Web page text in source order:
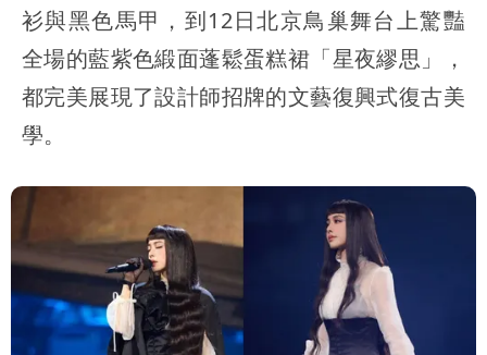
衫與黑色馬甲，到12日北京鳥巢舞台上驚豔
全場的藍紫色緞面蓬鬆蛋糕裙「星夜繆思」，
都完美展現了設計師招牌的文藝復興式復古美
學。